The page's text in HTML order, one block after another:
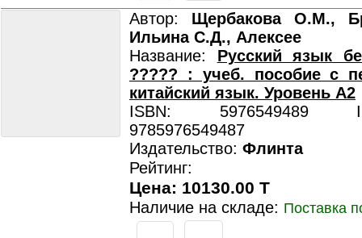
Автор: Щербакова О.М.,
Ильина С.Д., Алексее
Название: Русский язык
????? : учеб. пособие с
китайский язык. Уровень А2
ISBN: 5976549489
9785976549487
Издательство: Флинта
Рейтинг:
Цена: 10130.00 T
Наличие на складе: Поставка